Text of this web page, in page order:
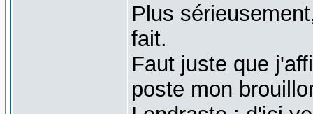
Plus
fait.
Faut juste que
poste mon